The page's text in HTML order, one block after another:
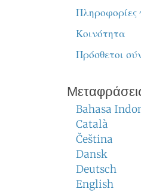
Πληροφορίες
Κοινότητα
Πρόσθετοι
Bahasa
Català
Čeština
Dansk
Deutsch
English